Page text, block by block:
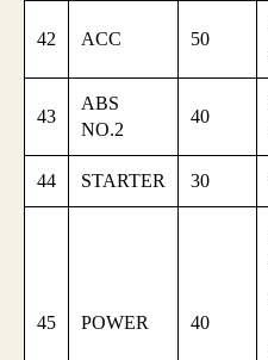
42 ACC 50
43
ABS
NO.2
40
44 STARTER 30
45 POWER 40